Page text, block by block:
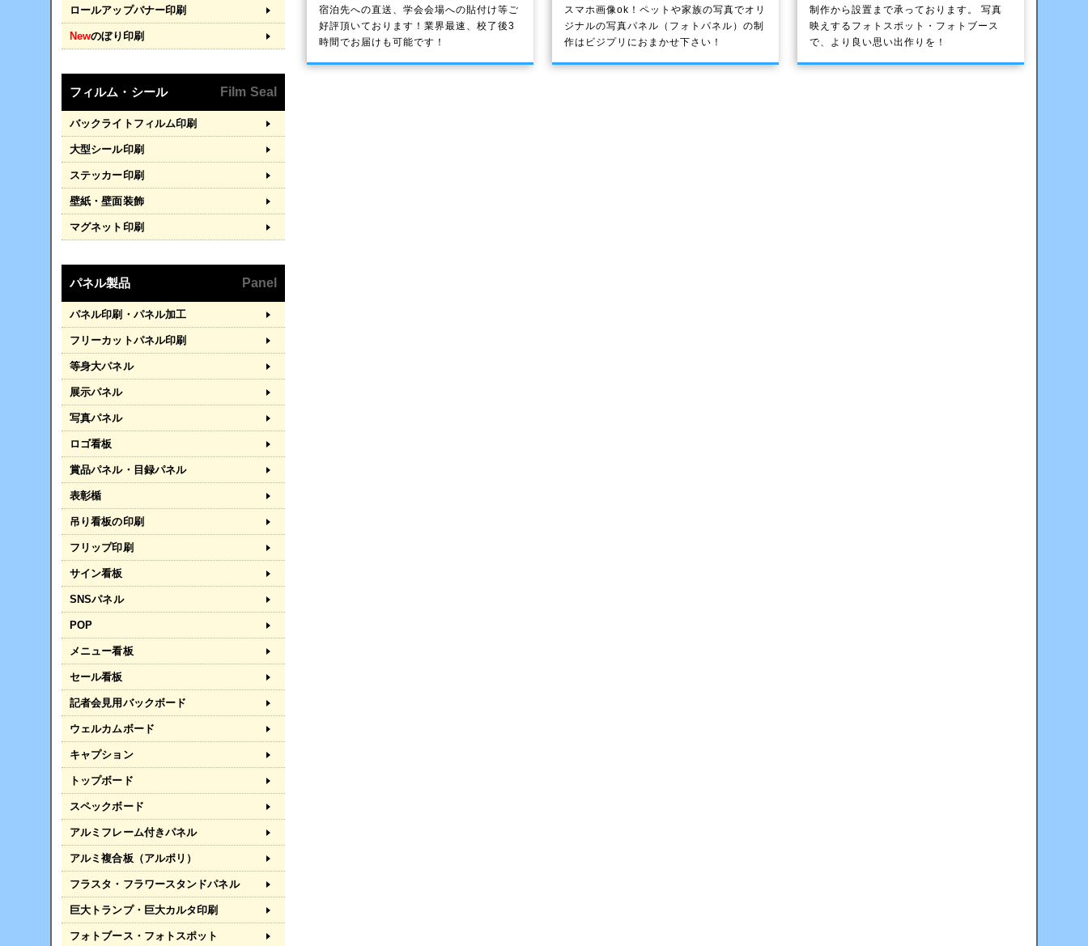
宿泊先への直送、学会会場への貼付け等ご
好評頂いております！業界最速、校了後3
時間でお届けも可能です！
スマホ画像ok！ペットや家族の写真でオリ
ジナルの写真パネル（フォトパネル）の制
作はビジプリにおまかせ下さい！
制作から設置まで承っております。 写真
映えするフォトスポット・フォトブース
で、より良い思い出作りを！
ロールアップバナー印刷
Newのぼり印刷
フィルム・シール Film Seal
バックライトフィルム印刷
大型シール印刷
ステッカー印刷
壁紙・壁面装飾
マグネット印刷
パネル製品 Panel
パネル印刷・パネル加工
フリーカットパネル印刷
等身大パネル
展示パネル
写真パネル
ロゴ看板
賞品パネル・目録パネル
表彰楯
吊り看板の印刷
フリップ印刷
サイン看板
SNSパネル
POP
メニュー看板
セール看板
記者会見用バックボード
ウェルカムボード
キャプション
トップボード
スペックボード
アルミフレーム付きパネル
アルミ複合板（アルポリ）
フラスタ・フラワースタンドパネル
巨大トランプ・巨大カルタ印刷
フォトブース・フォトスポット